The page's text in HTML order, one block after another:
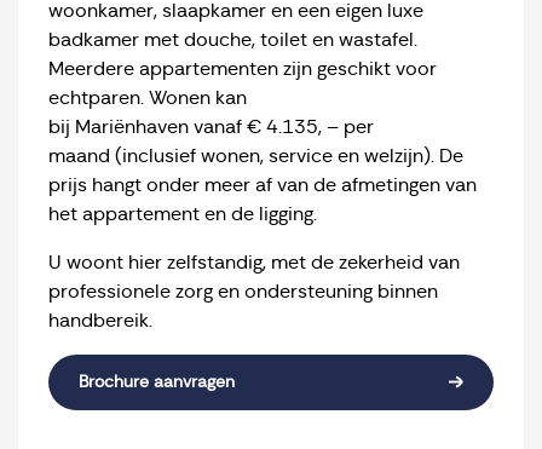
woonkamer, slaapkamer en een eigen luxe
badkamer met douche, toilet en wastafel.
Meerdere appartementen zijn geschikt voor
echtparen. Wonen kan
bij Mariënhaven vanaf € 4.135, – per
maand (inclusief wonen, service en welzijn). De
prijs hangt onder meer af van de afmetingen van
het appartement en de ligging.
U woont hier zelfstandig, met de zekerheid van
professionele zorg en ondersteuning binnen
handbereik.
Brochure aanvragen